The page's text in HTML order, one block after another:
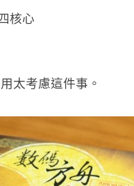
核心
太考慮這件事。